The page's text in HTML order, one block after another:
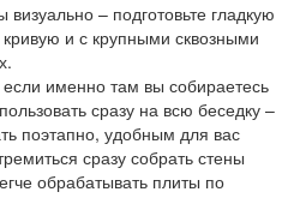
визуально – подготовьте гладкую
и с крупными сквозными
именно там вы собираетесь
сразу на всю беседку –
поэтапно, удобным для вас
сразу собрать стены
обрабатывать плиты по